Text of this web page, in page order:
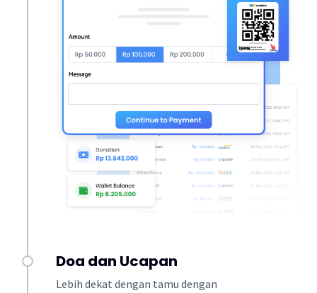
Doa dan Ucapan
Lebih dekat dengan tamu dengan